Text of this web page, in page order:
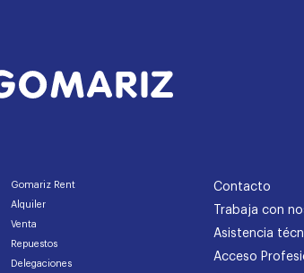
Gomariz Rent
Alquiler
Venta
Repuestos
Delegaciones
Contacto
Trabaja con
Asistencia
Acceso